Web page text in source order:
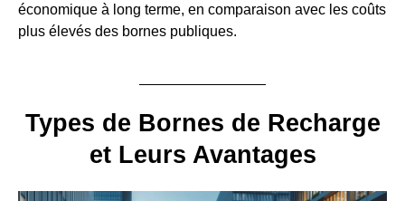
économique à long terme, en comparaison avec les coûts
plus élevés des bornes publiques.
Types de Bornes de Recharge
et Leurs Avantages